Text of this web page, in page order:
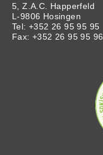
5, Z.A.C. Happerfeld
L-9806 Hosingen
Tel: +352 26 95 95 95
Fax: +352 26 95 95 96